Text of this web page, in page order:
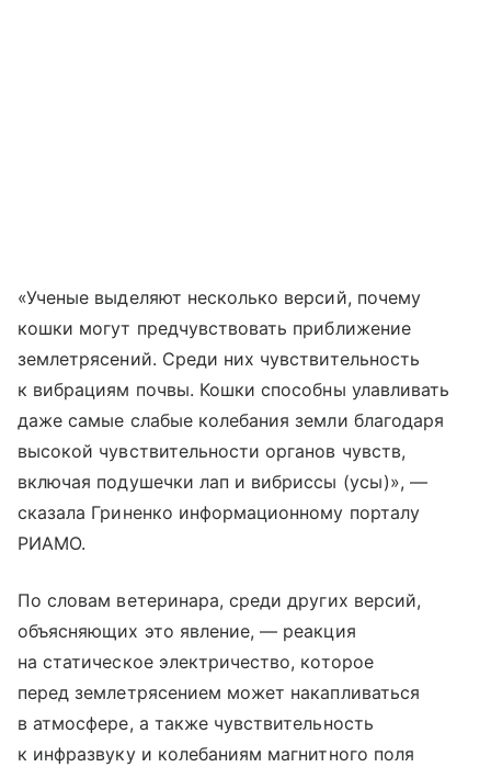
«Ученые выделяют несколько версий, почему
кошки могут предчувствовать приближение
землетрясений. Среди них чувствительность
к вибрациям почвы. Кошки способны улавливать
даже самые слабые колебания земли благодаря
высокой чувствительности органов чувств,
включая подушечки лап и вибриссы (усы)», —
сказала Гриненко информационному порталу
РИАМО.
По словам ветеринара, среди других версий,
объясняющих это явление, — реакция
на статическое электричество, которое
перед землетрясением может накапливаться
в атмосфере, а также чувствительность
к инфразвуку и колебаниям магнитного поля